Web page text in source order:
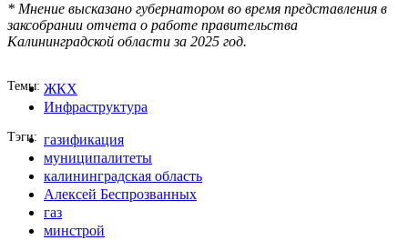
* Мнение высказано губернатором во время представления в
заксобрании отчета о работе правительства
Калининградской области за 2025 год.
Темы ЖКХ
Инфраструктура
Тэги
газификация
муниципалитеты
калининградская область
Алексей Беспрозванных
газ
минстрой